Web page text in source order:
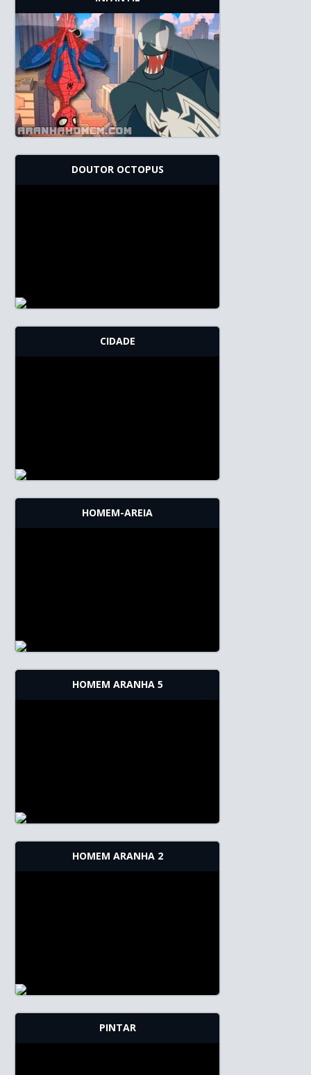
DOUTOR OCTOPUS
CIDADE
HOMEM-AREIA
HOMEM ARANHA 5
HOMEM ARANHA 2
PINTAR